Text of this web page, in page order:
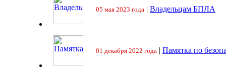
05 мая 2023 года | Владельцам БПЛА
01 декабря 2022 года | Памятка по